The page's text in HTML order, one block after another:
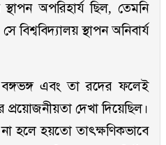
অপরিহার্য ছিল, তেমনি
স্থাপন অনিবার্য
এবং তা রদের ফলেই
প্রয়োজনীয়তা দেখা দিয়েছিল।
হলে হয়তো তাৎক্ষণিকভাবে